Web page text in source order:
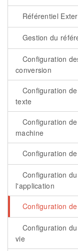
Référentiel
Gestion du
Configuration
conversion
Configuration
texte
Configuration
machine
Configuration
Configuration
l'application
Configuration
Configuration
vie